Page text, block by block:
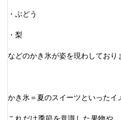
・ぶどう
・梨
などのかき氷が姿を現わしており
かき氷＝夏のスイーツといったイ
これだけ季節を意識した果物や